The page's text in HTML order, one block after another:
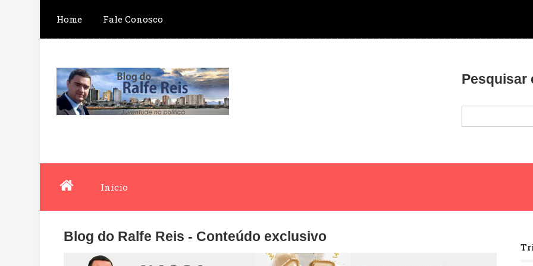
Home Fale Conosco
Pesquisar
Inicio
Blog do Ralfe Reis - Conteúdo exclusivo